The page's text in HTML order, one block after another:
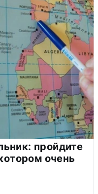
пройдите
очень